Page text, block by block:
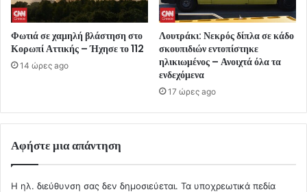
Φωτιά σε χαμηλή βλάστηση στο
Κορωπί Αττικής – Ήχησε το 112
14 ώρες ago
Λουτράκι: Νεκρός δίπλα σε κάδο
σκουπιδιών εντοπίστηκε
ηλικιωμένος – Ανοιχτά όλα τα
ενδεχόμενα
17 ώρες ago
Αφήστε μια απάντηση
Η ηλ. διεύθυνση σας δεν δημοσιεύεται. Τα υποχρεωτικά πεδία